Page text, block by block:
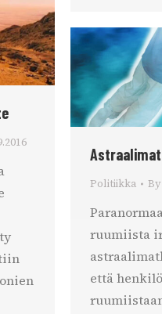
Politiikka By
ruumiista
että